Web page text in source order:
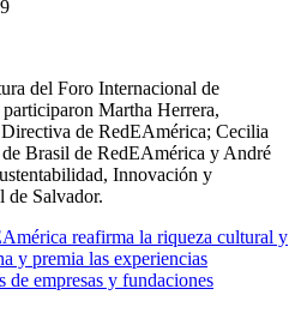
del Foro Internacional de
Martha Herrera,
de RedEAmérica; Cecilia
Brasil de RedEAmérica y André
Innovación y
Salvador.